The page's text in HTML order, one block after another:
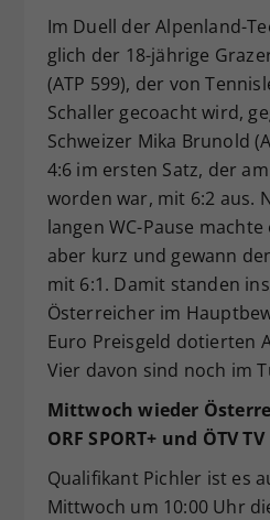
Im Duell der Alpenland-
glich der 18-jährige
(ATP 599), der von
Schaller gecoacht wird,
Schweizer Mika Brunold
4:6 im ersten Satz, der
worden war, mit 6:2 aus.
langen WC-Pause
aber kurz und gewann
mit 6:1. Damit standen
Österreicher im
Euro Preisgeld dotierten
Vier davon sind noch im
Mittwoch wieder
ORF SPORT+ und ÖTV TV
Qualifikant Pichler ist es
Mittwoch um 10:00 Uhr